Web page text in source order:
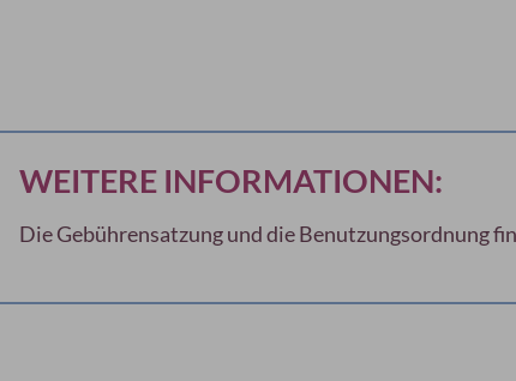
WEITERE INFORMATIONEN:
Die Gebührensatzung und die Benutzungsordnung